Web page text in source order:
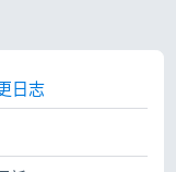
日志